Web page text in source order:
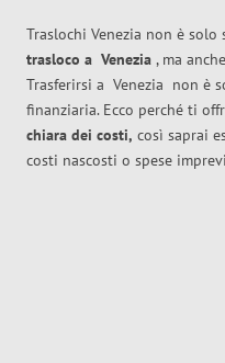
Traslochi Venezia non è
trasloco a Venezia , ma
Trasferirsi a Venezia non è
finanziaria. Ecco perché ti
chiara dei costi, così saprai
costi nascosti o spese